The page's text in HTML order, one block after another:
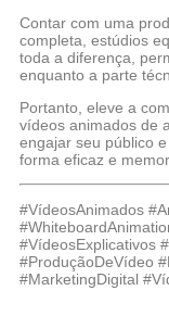
Contar com uma
completa, estúdios
toda a diferença,
enquanto a parte
Portanto, eleve a
vídeos animados de
engajar seu público
forma eficaz e
#VídeosAnimados
#VídeosExplicativos
#ProduçãoDeVídeo
#MarketingDigital